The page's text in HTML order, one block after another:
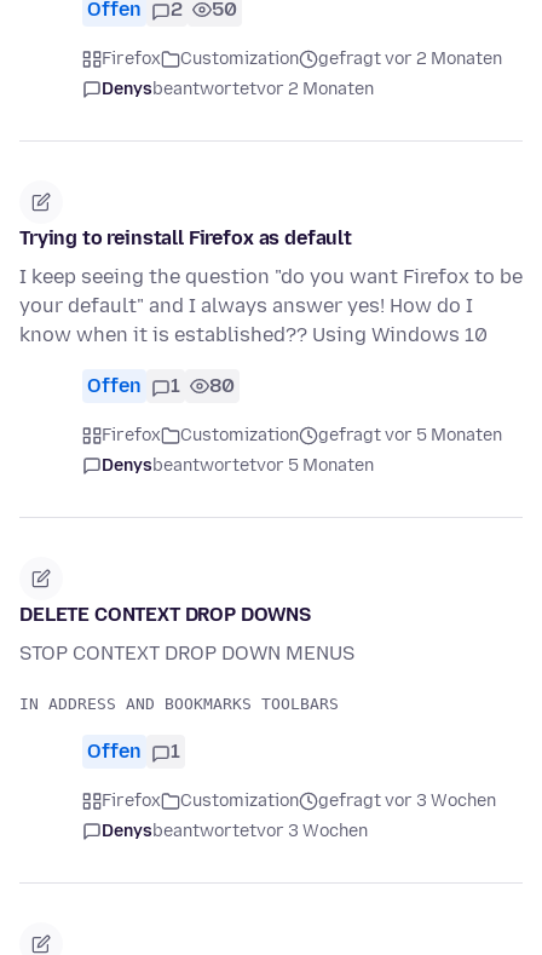
Offen 2 50
Firefox Customization
gefragt vor 2 Monaten
Denysbeantwortetvor 2 Monaten
Trying to reinstall Firefox as default
I keep seeing the question "do you want Firefox to be
your default" and I always answer yes! How do I
know when it is established?? Using Windows 10
Offen 1 80
Firefox Customization
gefragt vor 5 Monaten
Denysbeantwortetvor 5 Monaten
DELETE CONTEXT DROP DOWNS
STOP CONTEXT DROP DOWN MENUS
Offen 1
Firefox Customization
gefragt vor 3 Wochen
Denysbeantwortetvor 3 Wochen